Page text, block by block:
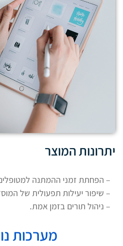
יתרונות המוצר
– הפחתת זמני ההמתנה
– שיפור יעילות תפעולית של
– ניהול תורים בזמן אמת.
מערכות